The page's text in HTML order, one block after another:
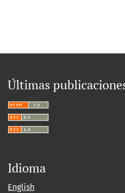
Últimas
Idioma
English